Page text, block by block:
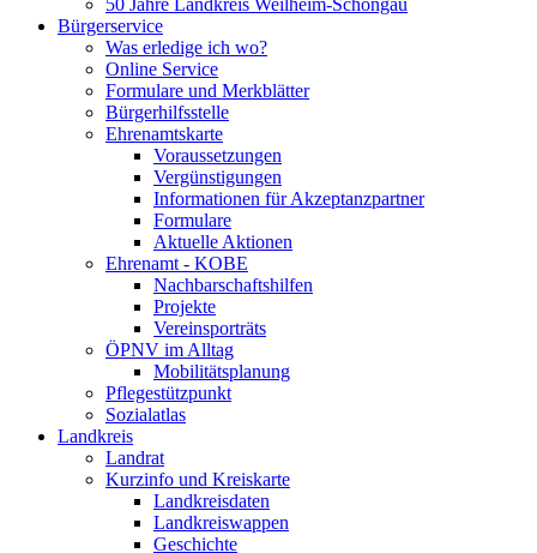
50 Jahre Landkreis Weilheim-Schongau
Bürgerservice
Was erledige ich wo?
Online Service
Formulare und Merkblätter
Bürgerhilfsstelle
Ehrenamtskarte
Voraussetzungen
Vergünstigungen
Informationen für Akzeptanzpartner
Formulare
Aktuelle Aktionen
Ehrenamt - KOBE
Nachbarschaftshilfen
Projekte
Vereinsporträts
ÖPNV im Alltag
Mobilitätsplanung
Pflegestützpunkt
Sozialatlas
Landkreis
Landrat
Kurzinfo und Kreiskarte
Landkreisdaten
Landkreiswappen
Geschichte